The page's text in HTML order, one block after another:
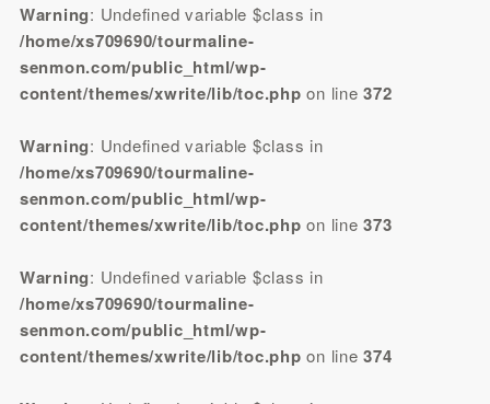
Warning: Undefined variable $class in
/home/xs709690/tourmaline-
senmon.com/public_html/wp-
content/themes/xwrite/lib/toc.php on line372
Warning: Undefined variable $class in
/home/xs709690/tourmaline-
senmon.com/public_html/wp-
content/themes/xwrite/lib/toc.php on line373
Warning: Undefined variable $class in
/home/xs709690/tourmaline-
senmon.com/public_html/wp-
content/themes/xwrite/lib/toc.php on line374